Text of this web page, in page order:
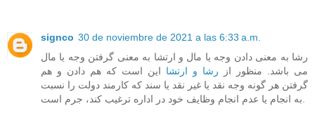
signco 30 de noviembre de 2021 a las 6:33 a.m.
رشا به معنی دادن وجه یا مال و ارتشا به معنی گرفتن وجه یا مال
می باشد. منظور از رشا و ارتشا این است که هم دادن و هم
گرفتن هر گونه وجه نقد یا غیر نقد یا سند که کارمند دولت را نسبت